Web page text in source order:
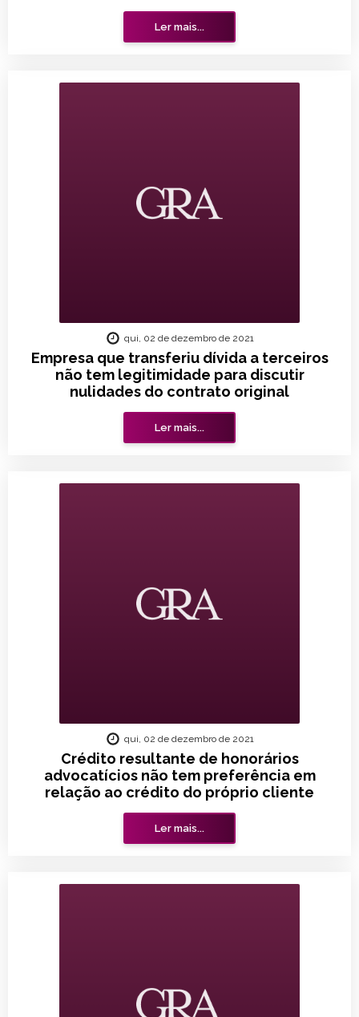
Ler mais...
Empresa que transferiu dívida a terceiros
não tem legitimidade para discutir
nulidades do contrato original
qui, 02 de dezembro de 2021
Ler mais...
Crédito resultante de honorários
advocatícios não tem preferência em
relação ao crédito do próprio cliente
qui, 02 de dezembro de 2021
Ler mais...